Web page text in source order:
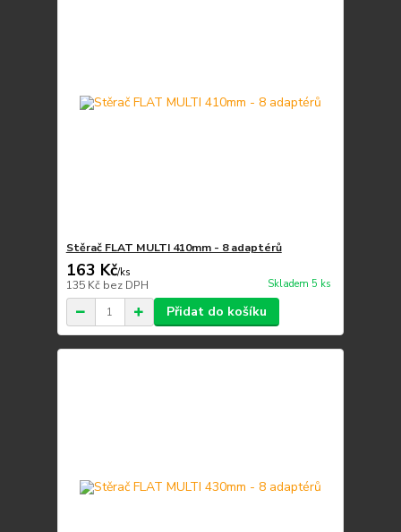
Stěrač FLAT MULTI 410mm - 8 adaptérů
163 Kč/ks
135 Kč bez DPH Skladem 5 ks
Přidat do košíku